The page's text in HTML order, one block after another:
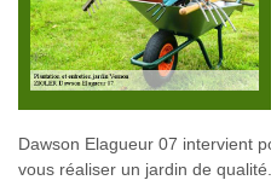
Dawson Elagueur 07 intervient
vous réaliser un jardin de